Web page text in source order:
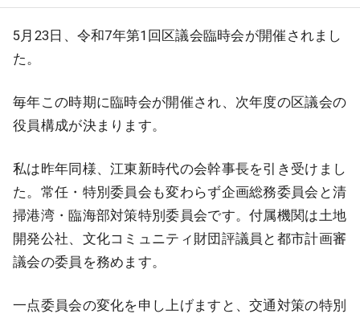
5月23日、令和7年第1回区議会臨時会が開催されまし
た。
毎年この時期に臨時会が開催され、次年度の区議会の
役員構成が決まります。
私は昨年同様、江東新時代の会幹事長を引き受けまし
た。常任・特別委員会も変わらず企画総務委員会と清
掃港湾・臨海部対策特別委員会です。付属機関は土地
開発公社、文化コミュニティ財団評議員と都市計画審
議会の委員を務めます。
一点委員会の変化を申し上げますと、交通対策の特別